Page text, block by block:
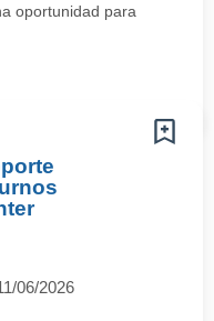
oportunidad para
06/2026